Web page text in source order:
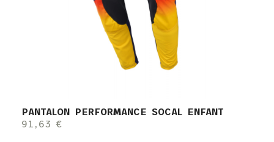
PANTALON PERFORMANCE SOCAL ENFANT
91,63 €